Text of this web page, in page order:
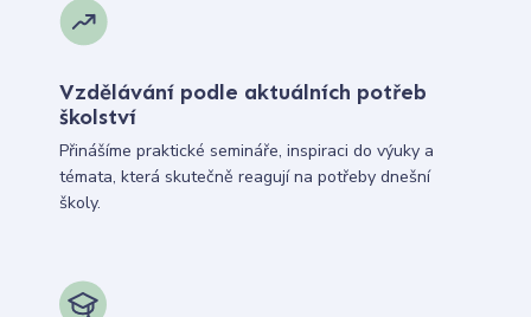
Vzdělávání podle aktuálních potřeb
školství
Přinášíme praktické semináře, inspiraci do výuky a
témata, která skutečně reagují na potřeby dnešní
školy.